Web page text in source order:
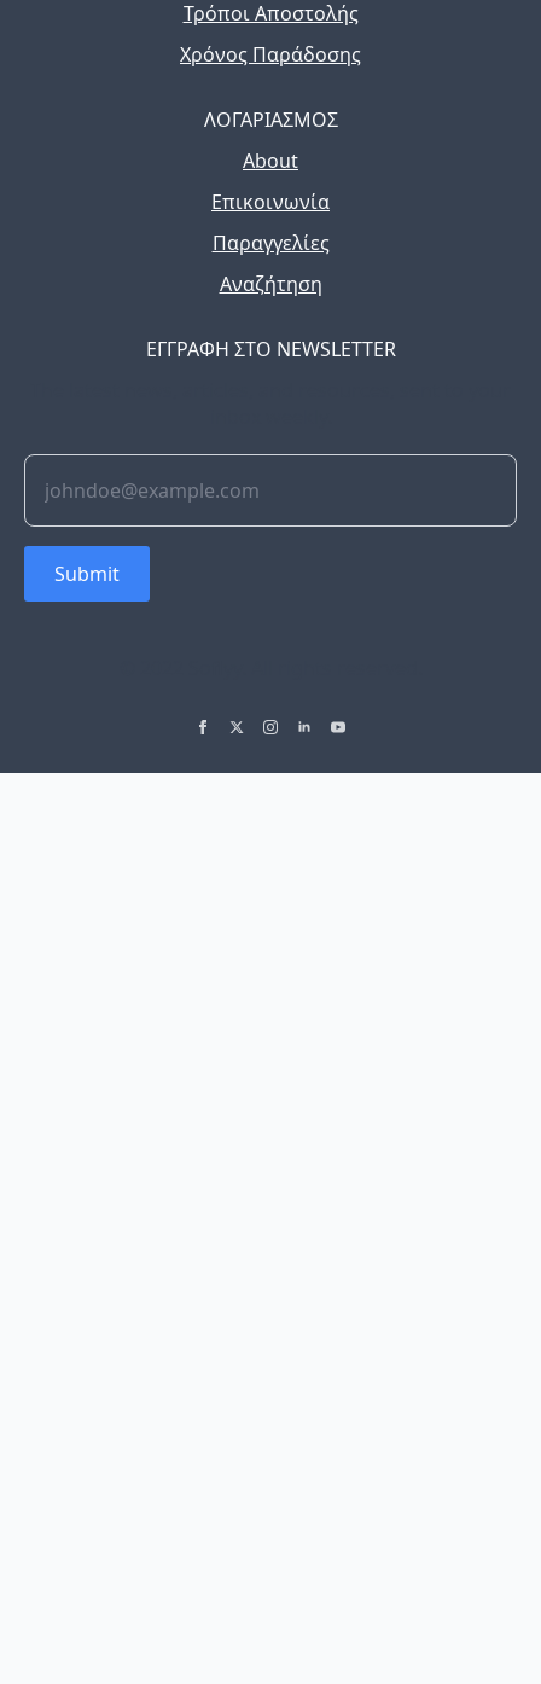
Τρόποι Αποστολής
Χρόνος Παράδοσης
ΛΟΓΑΡΙΑΣΜΟΣ
About
Επικοινωνία
Παραγγελίες
Αναζήτηση
ΕΓΓΡΑΦΗ ΣΤΟ NEWSLETTER
Submit